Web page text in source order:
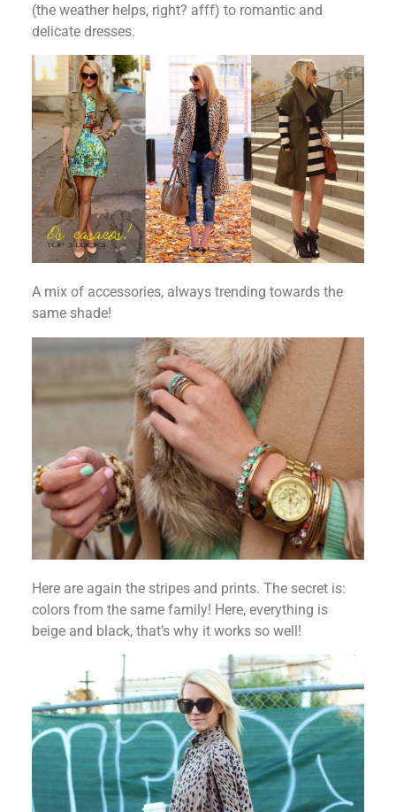
(the weather helps, right? afff) to romantic and
delicate dresses.
A mix of accessories, always trending towards the
same shade!
Here are again the stripes and prints. The secret is:
colors from the same family! Here, everything is
beige and black, that’s why it works so well!